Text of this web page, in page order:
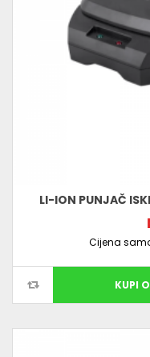
LI-ION PUNJAČ
Cijena
KUPI